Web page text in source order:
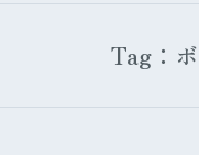
Tag：